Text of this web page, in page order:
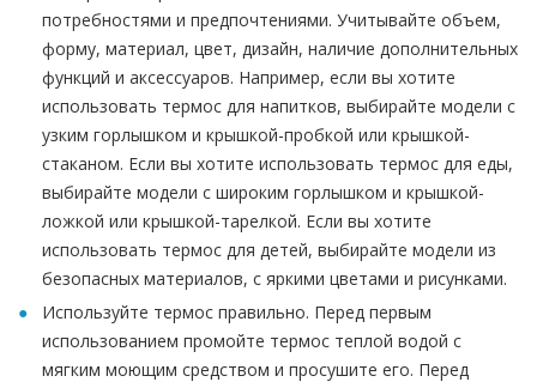
потребностями и предпочтениями. Учитывайте объем,
форму, материал, цвет, дизайн, наличие дополнительных
функций и аксессуаров. Например, если вы хотите
использовать термос для напитков, выбирайте модели с
узким горлышком и крышкой-пробкой или крышкой-
стаканом. Если вы хотите использовать термос для еды,
выбирайте модели с широким горлышком и крышкой-
ложкой или крышкой-тарелкой. Если вы хотите
использовать термос для детей, выбирайте модели из
безопасных материалов, с яркими цветами и рисунками.
Используйте термос правильно. Перед первым
использованием промойте термос теплой водой с
мягким моющим средством и просушите его. Перед